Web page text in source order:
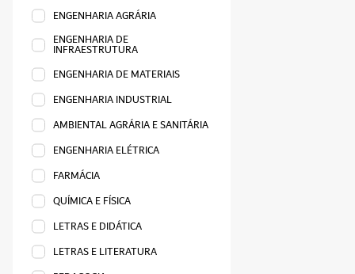
ENGENHARIA AGRÁRIA
ENGENHARIA DE
INFRAESTRUTURA
ENGENHARIA DE MATERIAIS
ENGENHARIA INDUSTRIAL
AMBIENTAL AGRÁRIA E SANITÁRIA
ENGENHARIA ELÉTRICA
FARMÁCIA
QUÍMICA E FÍSICA
LETRAS E DIDÁTICA
LETRAS E LITERATURA